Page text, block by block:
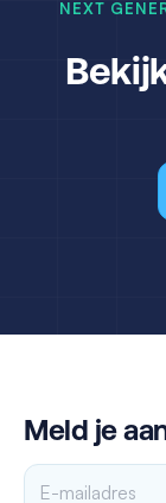
NEXT
Meld je